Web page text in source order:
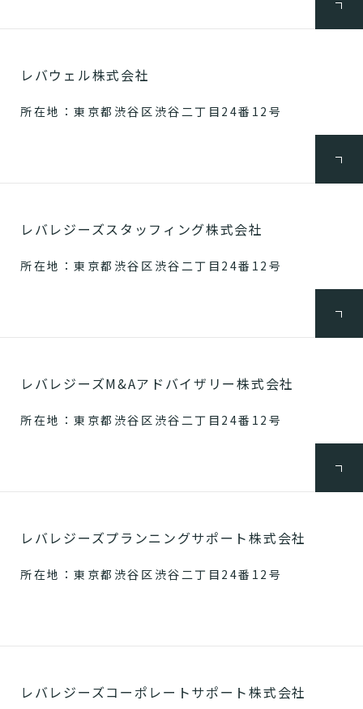
レバウェル株式会社
所在地：東京都渋谷区渋谷二丁目24番12号
レバレジーズスタッフィング株式会社
所在地：東京都渋谷区渋谷二丁目24番12号
レバレジーズM&Aアドバイザリー株式会社
所在地：東京都渋谷区渋谷二丁目24番12号
レバレジーズプランニングサポート株式会社
所在地：東京都渋谷区渋谷二丁目24番12号
レバレジーズコーポレートサポート株式会社